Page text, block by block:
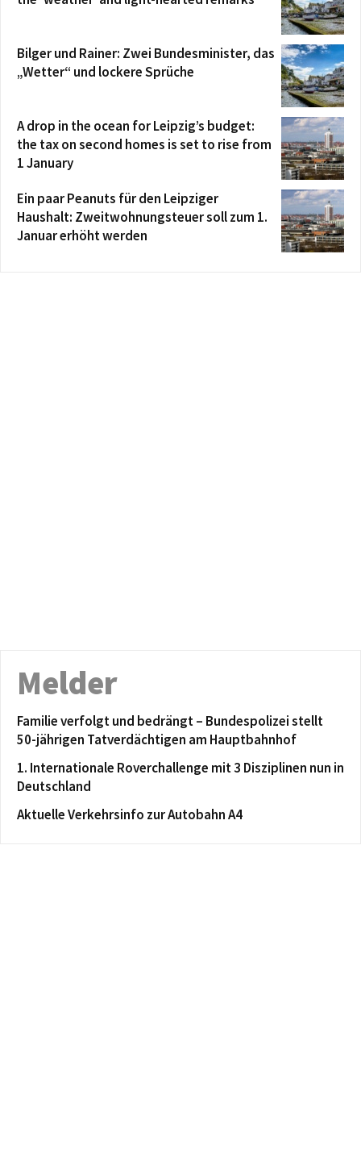
Bilger und Rainer: Zwei Bundesminister, das
„Wetter“ und lockere Sprüche
A drop in the ocean for Leipzig’s budget:
the tax on second homes is set to rise from
1 January
Ein paar Peanuts für den Leipziger
Haushalt: Zweitwohnungsteuer soll zum 1.
Januar erhöht werden
Melder
Familie verfolgt und bedrängt – Bundespolizei stellt
50-jährigen Tatverdächtigen am Hauptbahnhof
1. Internationale Roverchallenge mit 3 Disziplinen nun in
Deutschland
Aktuelle Verkehrsinfo zur Autobahn A4